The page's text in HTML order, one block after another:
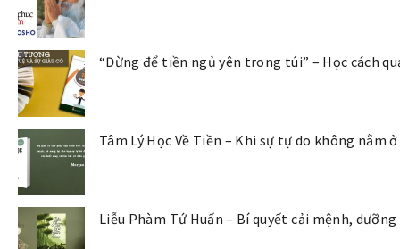
“Đừng để tiền ngủ yên trong túi” – Học cách
Tâm Lý Học Về Tiền – Khi sự tự do không nằm
Liễu Phàm Tứ Huấn – Bí quyết cải mệnh,